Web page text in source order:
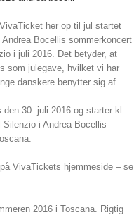
her op til jul startet
Bocellis sommerkoncert
i juli 2016. Det betyder, at
som julegave, hvilket vi har
danskere benytter sig af.
den 30. juli 2016 og starter kl.
Silenzio i Andrea Bocellis
VivaTickets hjemmeside – se
2016 i Toscana. Rigtig